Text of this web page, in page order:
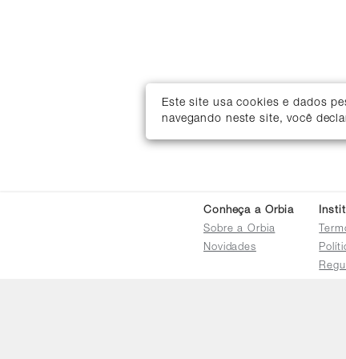
Este site usa cookies e dados
navegando neste site, você
Conheça a Orbia
Sobre a Orbia
Novidades